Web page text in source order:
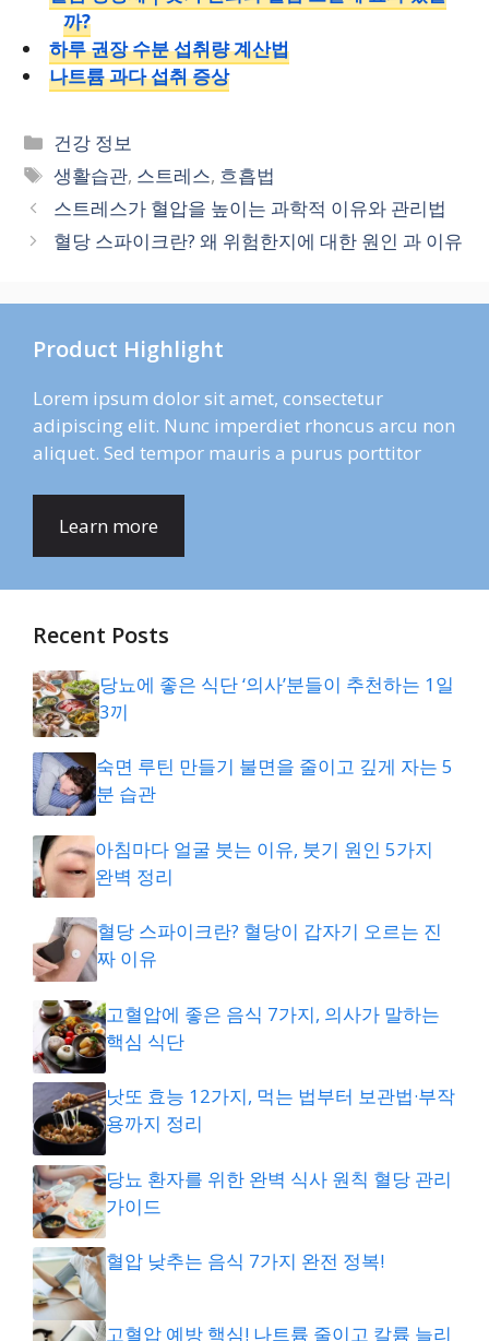
까?
하루 권장 수분 섭취량 계산법
나트륨 과다 섭취 증상
카
테
고
리
건강 정보
태
그
생활습관, 스트레스, 흐흡법
스트레스가 혈압을 높이는 과학적 이유와 관리법
혈당 스파이크란? 왜 위험한지에 대한 원인 과 이유
Product Highlight
Lorem ipsum dolor sit amet, consectetur
adipiscing elit. Nunc imperdiet rhoncus arcu non
aliquet. Sed tempor mauris a purus porttitor
Learn more
Recent Posts
당뇨에 좋은 식단 ‘의사’분들이 추천하는 1일
3끼
숙면 루틴 만들기 불면을 줄이고 깊게 자는 5
분 습관
아침마다 얼굴 붓는 이유, 붓기 원인 5가지
완벽 정리
혈당 스파이크란? 혈당이 갑자기 오르는 진
짜 이유
고혈압에 좋은 음식 7가지, 의사가 말하는
핵심 식단
낫또 효능 12가지, 먹는 법부터 보관법·부작
용까지 정리
당뇨 환자를 위한 완벽 식사 원칙 혈당 관리
가이드
혈압 낮추는 음식 7가지 완전 정복!
고혈압 예방 핵심! 나트륨 줄이고 칼륨 늘리